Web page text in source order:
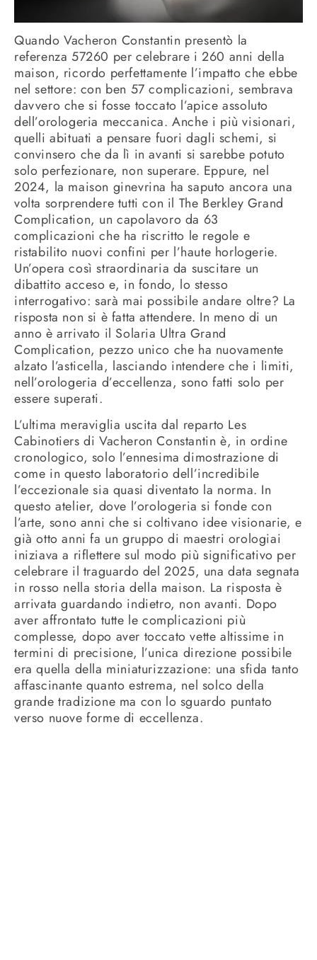
Quando Vacheron Constantin presentò la
referenza 57260 per celebrare i 260 anni della
maison, ricordo perfettamente l’impatto che ebbe
nel settore: con ben 57 complicazioni, sembrava
davvero che si fosse toccato l’apice assoluto
dell’orologeria meccanica. Anche i più visionari,
quelli abituati a pensare fuori dagli schemi, si
convinsero che da lì in avanti si sarebbe potuto
solo perfezionare, non superare. Eppure, nel
2024, la maison ginevrina ha saputo ancora una
volta sorprendere tutti con il The Berkley Grand
Complication, un capolavoro da 63
complicazioni che ha riscritto le regole e
ristabilito nuovi confini per l’haute horlogerie.
Un’opera così straordinaria da suscitare un
dibattito acceso e, in fondo, lo stesso
interrogativo: sarà mai possibile andare oltre? La
risposta non si è fatta attendere. In meno di un
anno è arrivato il Solaria Ultra Grand
Complication, pezzo unico che ha nuovamente
alzato l’asticella, lasciando intendere che i limiti,
nell’orologeria d’eccellenza, sono fatti solo per
essere superati.
L’ultima meraviglia uscita dal reparto Les
Cabinotiers di Vacheron Constantin è, in ordine
cronologico, solo l’ennesima dimostrazione di
come in questo laboratorio dell’incredibile
l’eccezionale sia quasi diventato la norma. In
questo atelier, dove l’orologeria si fonde con
l’arte, sono anni che si coltivano idee visionarie, e
già otto anni fa un gruppo di maestri orologiai
iniziava a riflettere sul modo più significativo per
celebrare il traguardo del 2025, una data segnata
in rosso nella storia della maison. La risposta è
arrivata guardando indietro, non avanti. Dopo
aver affrontato tutte le complicazioni più
complesse, dopo aver toccato vette altissime in
termini di precisione, l’unica direzione possibile
era quella della miniaturizzazione: una sfida tanto
affascinante quanto estrema, nel solco della
grande tradizione ma con lo sguardo puntato
verso nuove forme di eccellenza.